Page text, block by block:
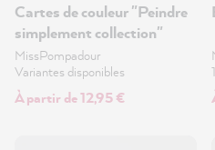
Cartes de couleur "Peindre
simplement collection"
MissPompadour
Variantes disponibles
À partir de 12,95 €